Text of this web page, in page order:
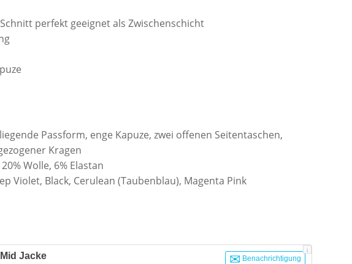
perfekt geeignet als Zwischenschicht
Passform, enge Kapuze, zwei offenen Seitentaschen,
Kragen
Wolle, 6% Elastan
Violet, Black, Cerulean (Taubenblau), Magenta Pink
i
Jacke Benachrichtigung